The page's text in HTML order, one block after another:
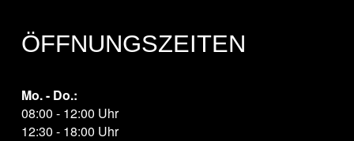
ÖFFNUNGSZEITEN
Mo. - Do.:
08:00 - 12:00 Uhr
12:30 - 18:00 Uhr